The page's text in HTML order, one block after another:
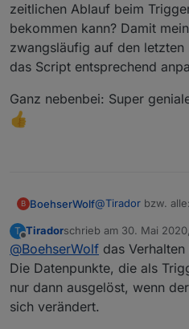
zeitlichen Ablauf beim
bekommen kann? Damit
zwangsläufig auf den
das Script entsprechend
Ganz nebenbei: Super
B BoehserWolf@Tirador bzw.
Ein gutes Beispiel
dem Script skript-
Bei mir kam es
Erinnerung vorliegt
Text entnommen
Ich denke, dass
eine
wird im Script
Ich habe im Script
T
Offline
Tiradorschrieb am 30. Mai
zuletzt editiert von
@BoehserWolf das
Die Datenpunkte, die als
nur dann ausgelöst, wenn
sich verändert.